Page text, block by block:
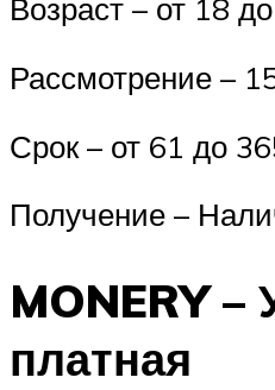
Возраст – от 18
Рассмотрение –
Срок – от 61 до
Получение –
MONERY –
платная